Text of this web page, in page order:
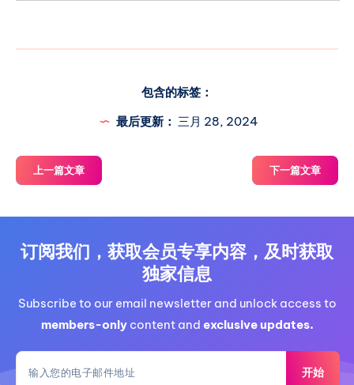
包含的标签：
最后更新： 三月 28, 2024
上一篇文章 下一篇文章
订阅我们，获取会员专享内容，及时获取
独家信息
Subscribe to our email newsletter and unlock access to
members-onlycontent and exclusive updates.
开始